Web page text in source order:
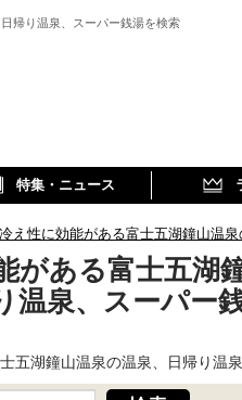
帰り温泉、スーパー銭湯を検索
特集・ニュース
冷え性に効能がある富士五湖鐘山温
がある富士五湖
温泉、スーパー
五湖鐘山温泉の温泉、日帰り温